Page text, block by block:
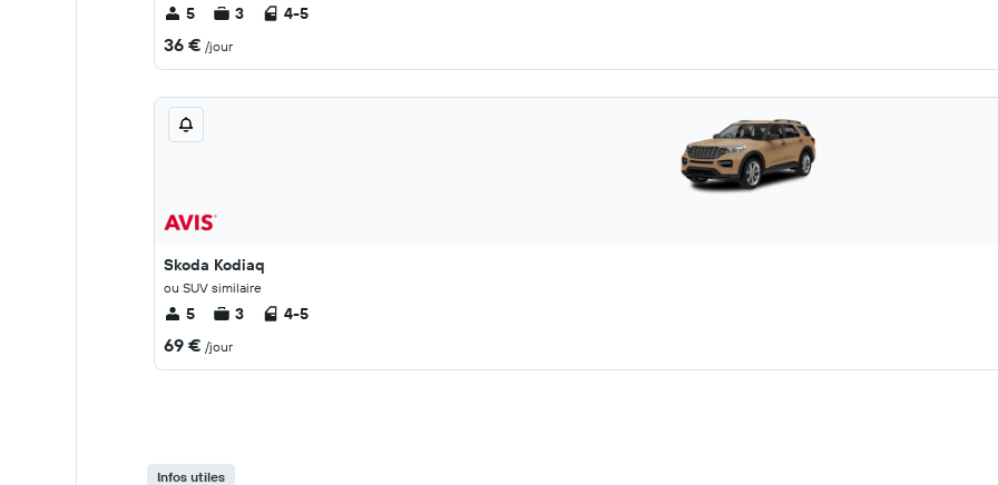
5 3 4-5
36 € /jour
Skoda Kodiaq
ou SUV similaire
5 3 4-5
69 € /jour
Infos utiles